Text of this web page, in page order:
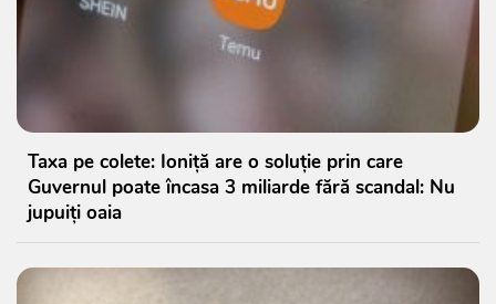
Taxa pe colete: Ioniță are o soluție prin care
Guvernul poate încasa 3 miliarde fără scandal: Nu
jupuiți oaia